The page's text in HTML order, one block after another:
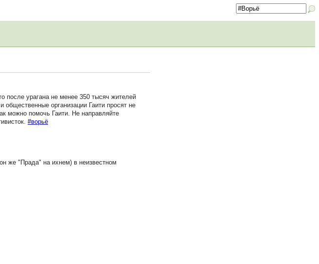
после урагана не менее 350 тысяч жителей
организации Гаити просят не
можно помочь Гаити. Не направляйте
#ворьё
же "Прада" на ихнем) в неизвестном